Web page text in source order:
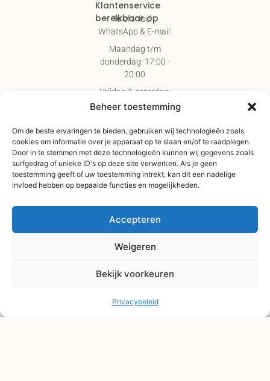
Beheer toestemming
Om de beste ervaringen te bieden, gebruiken wij technologieën zoals
cookies om informatie over je apparaat op te slaan en/of te raadplegen.
Door in te stemmen met deze technologieën kunnen wij gegevens zoals
surfgedrag of unieke ID's op deze site verwerken. Als je geen
toestemming geeft of uw toestemming intrekt, kan dit een nadelige
invloed hebben op bepaalde functies en mogelijkheden.
Accepteren
Weigeren
Bekijk voorkeuren
Privacybeleid
Klantenservice
bereikbaar op
Telefonisch,
WhatsApp & E-mail:
Maandag t/m
donderdag: 17:00 -
20:00
Vrijdag & zaterdag:
09:00 - 17:00
vanaf €75,-
Verzending binnen 3-
4 werkdagen
Afhaal Kloosterdijk